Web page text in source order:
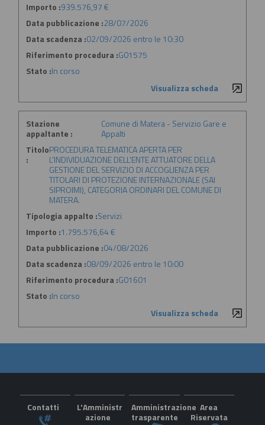
Importo :939.576,97 €
Data pubblicazione :28/07/2026
Data scadenza :02/09/2026 entro le 10:30
Riferimento procedura :G01575
Stato :In corso
Visualizza scheda
Stazione
appaltante :
Comune di Matera - Servizio Gare e
Appalti
Titolo
:
PROCEDURA TELEMATICA APERTA PER
L'INDIVIDUAZIONE DELL'ENTE ATTUATORE DELLA
GESTIONE DEL SERVIZIO DI ACCOGLIENZA PER
TITOLARI DI PROTEZIONE INTERNAZIONALE (SAI
SIPROIMI), CATEGORIA ORDINARI DEL COMUNE DI
MATERA.
Tipologia appalto :Servizi
Importo :1.795.576,64 €
Data pubblicazione :04/08/2026
Data scadenza :08/09/2026 entro le 10:00
Riferimento procedura :G01601
Stato :In corso
Visualizza scheda
Contatti
L'Amministr
azione
Amministrazione
trasparente
Area
Riservata